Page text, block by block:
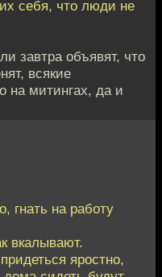
себя, что люди не
завтра объявят, что
всякие
на митингах, да и
гнать на работу
вкалывают.
яростно,